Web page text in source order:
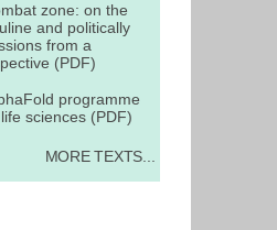
zone: on the
and politically
from a
(PDF)
programme
sciences (PDF)
MORE TEXTS...